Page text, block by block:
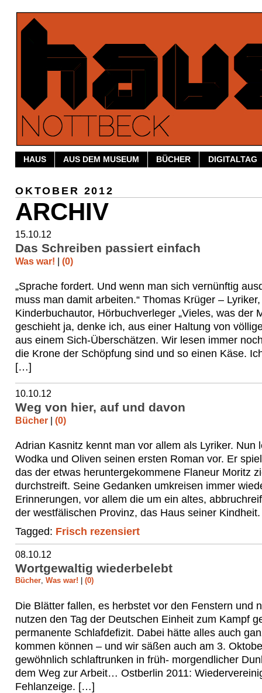
HAUS AUS DEM MUSEUM BÜCHER DIGITALTAG
OKTOBER 2012
ARCHIV
15.10.12
Das Schreiben passiert einfach
Was war! | (0)
„Sprache fordert. Und wenn man sich vernünftig
muss man damit arbeiten.“ Thomas Krüger – Lyriker,
Kinderbuchautor, Hörbuchverleger „Vieles, was der
geschieht ja, denke ich, aus einer Haltung von
aus einem Sich-Überschätzen. Wir lesen immer
die Krone der Schöpfung sind und so einen Käse.
[…]
10.10.12
Weg von hier, auf und davon
Bücher | (0)
Adrian Kasnitz kennt man vor allem als Lyriker. Nun
Wodka und Oliven seinen ersten Roman vor. Er
das der etwas heruntergekommene Flaneur Moritz
durchstreift. Seine Gedanken umkreisen immer
Erinnerungen, vor allem die um ein altes,
der westfälischen Provinz, das Haus seiner
Tagged: Frisch rezensiert
08.10.12
Wortgewaltig wiederbelebt
Bücher, Was war! (0)
Die Blätter fallen, es herbstet vor den Fenstern und
nutzen den Tag der Deutschen Einheit zum Kampf
permanente Schlafdefizit. Dabei hätte alles auch
kommen können – und wir säßen auch am 3.
gewöhnlich schlaftrunken in früh- morgendlicher
dem Weg zur Arbeit… Ostberlin 2011:
Fehlanzeige. […]